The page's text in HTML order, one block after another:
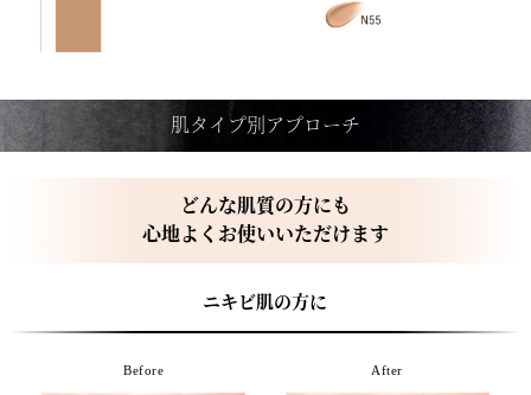
肌タイプ別アプローチ
どんな肌質の方にも
心地よくお使いいただけます
ニキビ肌の方に
Before After